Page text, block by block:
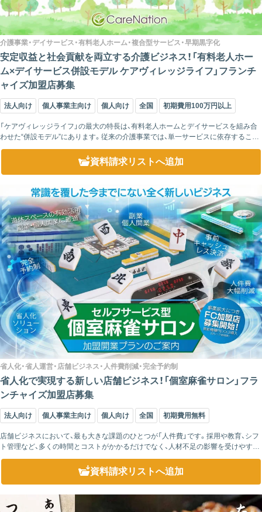
介護事業・デイサービス・有料老人ホーム・複合型サービス・早期黒字化
安定収益と社会貢献を両立する介護ビジネス！「有料老人ホー
ム×デイサービス併設モデル ケアヴィレッジライフ」フランチ
ャイズ加盟店募集
法人向け 個人事業主向け 個人向け 全国 初期費用100万円以上
「ケアヴィレッジライフ」の最大の特長は、有料老人ホームとデイサービスを組み合
わせた“併設モデル”にあります。従来の介護事業では、単一サービスに依存すること
資料請求リストへ追加
省人化・省人運営・店舗ビジネス・人件費削減・完全予約制
省人化で実現する新しい店舗ビジネス！「個室麻雀サロン」フラ
ンチャイズ加盟店募集
法人向け 個人事業主向け 個人向け 全国 初期費用無料
店舗ビジネスにおいて、最も大きな課題のひとつが「人件費」です。採用や教育、シフ
ト管理など、多くの時間とコストがかかるだけでなく、人材不足の影響を受けやすい
のも現実です。本サービスは、そうした課題を解決する“省人化ビジネス...
資料請求リストへ追加